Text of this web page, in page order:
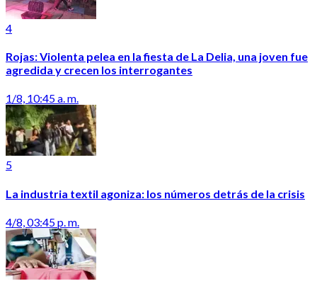
4
Rojas: Violenta pelea en la fiesta de La Delia, una joven fue
agredida y crecen los interrogantes
1/8, 10:45 a. m.
5
La industria textil agoniza: los números detrás de la crisis
4/8, 03:45 p. m.